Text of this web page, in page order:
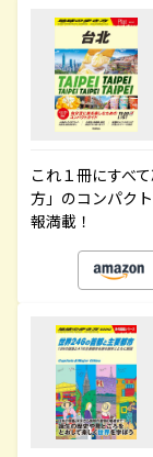
これ１冊にすべ
方」のコンパク
報満載！